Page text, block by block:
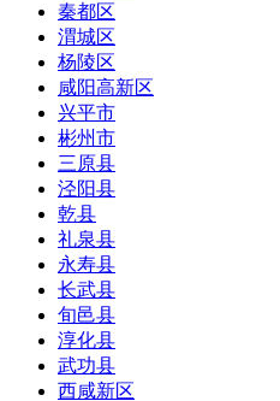
秦都区
渭城区
杨陵区
咸阳高新区
兴平市
彬州市
三原县
泾阳县
乾县
礼泉县
永寿县
长武县
旬邑县
淳化县
武功县
西咸新区